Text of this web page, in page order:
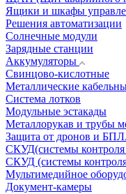
Ящики и шкафы
Решения автоматизации
Солнечные модули
Зарядные станции
Аккумуляторы
Свинцово-кислотные
Металлические
Система лотков
Модульные эстакады
Металлорукав и трубы
Защита от дронов и
СКУД(системы
СКУД (системы
Мультимедийное
Документ-камеры